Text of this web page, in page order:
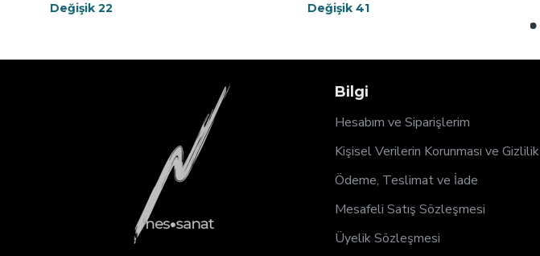
Değişik 22 Değişik 41
Bilgi
Hesabım ve Siparişlerim
Kişisel Verilerin Korunması ve Gizlilik
Ödeme, Teslimat ve İade
Mesafeli Satış Sözleşmesi
Üyelik Sözleşmesi